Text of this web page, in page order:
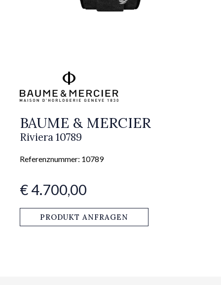
BAUME & MERCIER
Riviera 10789
Referenznummer: 10789
€ 4.700,00
PRODUKT ANFRAGEN